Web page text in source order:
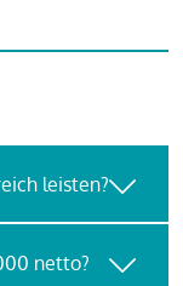
leisten?
netto?